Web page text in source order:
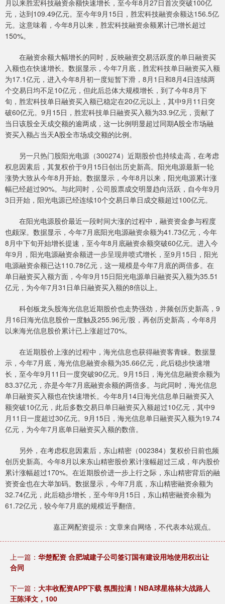
月以来胜宏科技融资余额快速增长，至今年8月27日首次突破100亿
元，达到109.49亿元。至今年9月15日，胜宏科技融资余额达156.5亿
元。这意味着，今年8月以来，胜宏科技融资余额累计已增长超过
150%。
在融资余额大幅增长的同时，反映融资交易活跃度的单日融资买
入额也在快速增长。数据显示，今年7月底，胜宏科技单日融资买入额
为17.1亿元，进入今年8月初一度短暂下滑，8月1日和8月4日连续两
个交易日均不足10亿元，但此后总体大规模增长，到了今年8月下
旬，胜宏科技单日融资买入额已稳定在20亿元以上，其中9月11日突
破60亿元。9月15日，胜宏科技单日融资买入额为33.9亿元，贡献了
当日该股全天成交额的逾两成，这一比例明显超过同期A股全市场融
资买入额占当天A股全市场成交额的比例。
另一只热门股阳光电源（300274）近期股价也持续走高，在考虑
权息因素后，其复权价于9月15日创出历史新高。阳光电源最新一轮
涨势大致从今年8月开始。数据显示，今年8月以来，阳光电源累计涨
幅已经超过90%。与此同时，公司股票成交明显趋向活跃，自今年9月
3日开始，阳光电源已经连续10个交易日单日成交额超过100亿元。
在阳光电源股价最近一段时间大涨的过程中，融资资金参与程度
也颇深。数据显示，今年7月底阳光电源融资余额为41.73亿元，今年
8月中下旬开始增长提速，至今年8月底融资余额突破60亿元。进入今
年9月，阳光电源融资余额进一步呈现井喷式增长，至9月15日，阳光
电源融资余额已达110.78亿元，这一规模是今年7月底的两倍多。在
单日融资买入额方面，今年9月15日阳光电源单日融资买入额为35.51
亿元，为今年7月31日单日融资买入额的8倍以上。
科创板龙头股海光信息近期股价也走势强劲，并频创历史新高，9
月16日海光信息股价一度触及255.96元/股，再创历史新高，今年8月
以来海光信息股价累计已上涨超过70%。
在近期股价上涨的过程中，海光信息也获得融资客青睐。数据显
示，今年7月底，海光信息融资余额为35.66亿元，此后稳步快速增
长，至今年9月11日一度突破90亿元。9月15日，海光信息融资余额为
83.37亿元，亦是今年7月底融资余额的两倍多。与此同时，海光信息
单日融资买入额也在快速增长。今年8月14日海光信息单日融资买入
额突破10亿元，此后多数交易日单日融资买入额超过10亿元，其中9
月11日一度超过30亿元。9月15日，海光信息单日融资买入额为19.74
亿元，为今年7月底单日融资买入额的数倍。
另外，在考虑权息因素后，东山精密（002384）复权价日前也频
创历史新高。今年8月以来东山精密股价累计涨幅超过三成，年内股价
累计涨幅超过170%。在近期股价进一步上行之际，东山精密背后的融
资资金也在大举加码。数据显示，今年7月底，东山精密融资余额为
32.74亿元，此后稳步增长，至今年9月15日，东山精密融资余额为
61.72亿元，较今年7月底的规模近乎翻倍。
嘉正网配资提示：文章来自网络，不代表本站观点。
上一篇： 华楚配资 合肥城建子公司签订国有建设用地使用权出让
合同
下一篇： 大丰收配资APP下载 氛围拉满！NBA球星格林大战路人
王陈泽文，100